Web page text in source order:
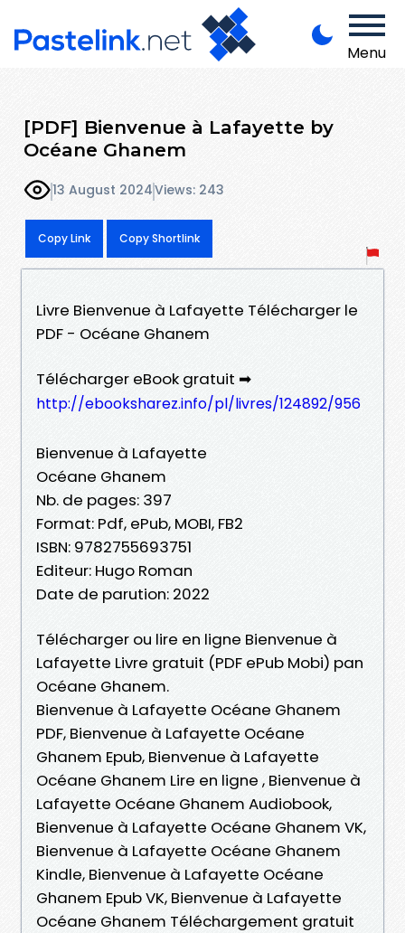
Menu
[PDF] Bienvenue à Lafayette by
Océane Ghanem
13 August 2024Views: 243
Copy Link Copy Shortlink
Livre Bienvenue à Lafayette Télécharger le
PDF - Océane Ghanem
Télécharger eBook gratuit ➡
http://ebooksharez.info/pl/livres/124892/956
Bienvenue à Lafayette
Océane Ghanem
Nb. de pages: 397
Format: Pdf, ePub, MOBI, FB2
ISBN: 9782755693751
Editeur: Hugo Roman
Date de parution: 2022
Télécharger ou lire en ligne Bienvenue à
Lafayette Livre gratuit (PDF ePub Mobi) pan
Océane Ghanem.
Bienvenue à Lafayette Océane Ghanem
PDF, Bienvenue à Lafayette Océane
Ghanem Epub, Bienvenue à Lafayette
Océane Ghanem Lire en ligne , Bienvenue à
Lafayette Océane Ghanem Audiobook,
Bienvenue à Lafayette Océane Ghanem VK,
Bienvenue à Lafayette Océane Ghanem
Kindle, Bienvenue à Lafayette Océane
Ghanem Epub VK, Bienvenue à Lafayette
Océane Ghanem Téléchargement gratuit